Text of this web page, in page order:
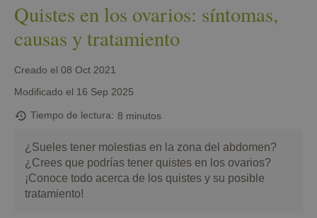
Quistes en los ovarios: síntomas,
causas y tratamiento
Creado el 08 Oct 2021
Modificado el 16 Sep 2025
Tiempo de lectura 8 minutos
¿Sueles tener molestias en la zona del abdomen?
¿Crees que podrías tener quistes en los ovarios?
¡Conoce todo acerca de los quistes y su posible
tratamiento!